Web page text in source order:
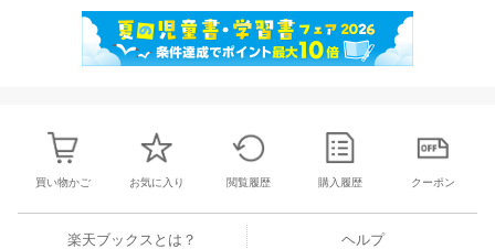
買い物かご お気に入り 閲覧履歴 購入履歴 クーポン
楽天ブックスとは？ ヘルプ